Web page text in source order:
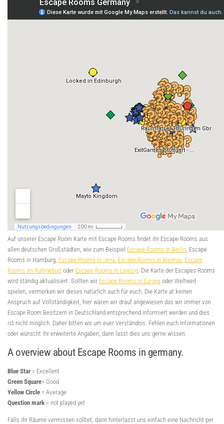
Auf unserer Escape Room Karte mit Escape Rooms findet ihr Escape Rooms aus
allen deutschen Großstädten, wie zum Beispiel Escape Rooms in Berlin , Escape
Rooms in Hamburg, Escape Rooms in Jena Escape Rooms in Weimar, Escape
Rooms im Ruhrgebiet oder Escape Rooms in Leipzig . Die Karte der Escapes Rooms
wird ständig aktualisiert. Sollten wir Escape Rooms in Europa oder Weltweit
spielen, vermerken wir dieses natürlich auch für euch. Die Karte at keinen
Anspruch auf Vollständigkeit, hier wären wir drauf angewiesen das wir immer von
Escape Room Besitzern in Deutschland entsprechend informiert werden und dies
ist nicht möglich. Daher bitten wir um euer Verständnis. Fehlen euch Informationen
oder wünscht ihr erweiterte Angaben, dann lasst dies uns gerne wissen.
A overview about Escape Rooms in germany.
Blue Star = Excellent
Green Square= Good
Yellow Circle = Average
Question mark = not played yet
Falls ihr Räume vermissen solltet, dann hinterlasst uns einfach eine Nachricht per